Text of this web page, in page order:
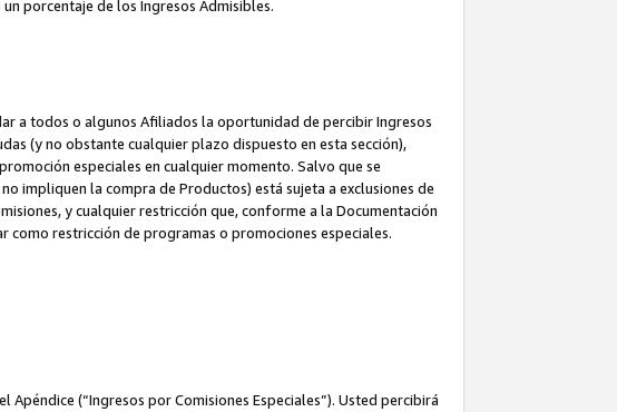
porcentaje de los Ingresos Admisibles.
a todos o algunos Afiliados la oportunidad de percibir Ingresos
(y no obstante cualquier plazo dispuesto en esta sección),
especiales en cualquier momento. Salvo que se
impliquen la compra de Productos) está sujeta a exclusiones de
y cualquier restricción que, conforme a la Documentación
restricción de programas o promociones especiales.
(“Ingresos por Comisiones Especiales”). Usted percibirá